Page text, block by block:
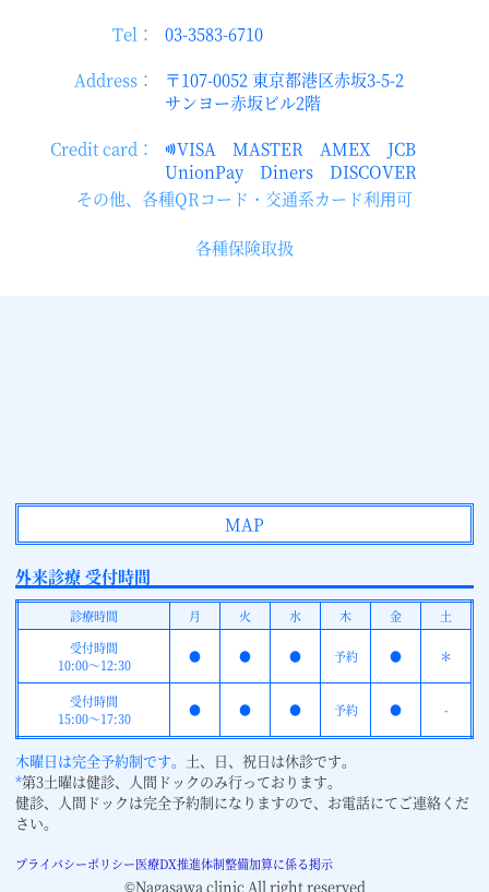
Tel：
03-3583-6710
Address：
〒107-0052 東京都港区赤坂3-5-2
サンヨー赤坂ビル2階
Credit card：
VISA MASTER AMEX JCB
UnionPay Diners DISCOVER
その他、各種QRコード・交通系カード利⽤可
各種保険取扱
MAP
外来診療 受付時間
診療時間 月 火 水 木 金
土
受付時間
10:00～12:30
● ● ● 予約 ● ＊
受付時間
15:00～17:30
● ● ● 予約 ● -
木曜日は完全予約制です。 土、日、祝日は休診です。
*第3土曜は健診、人間ドックのみ行っております。
健診、人間ドックは完全予約制になりますので、お電話にてご連絡くだ
さい。
プライバシーポリシー医療DX推進体制整備加算に係る掲示
©Nagasawa clinic All right reserved